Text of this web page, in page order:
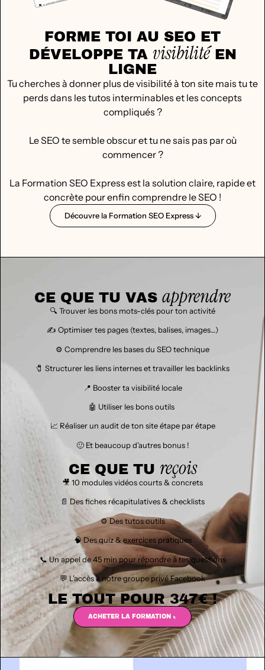
FORME TOI AU SEO ET
DÉVELOPPE TA visibilitéEN
LIGNE
Tu cherches à donner plus de visibilité à ton site mais tu te
perds dans les tutos interminables et les concepts
compliqués ?
Le SEO te semble obscur et tu ne sais pas par où
commencer ?
La Formation SEO Express est la solution claire, rapide et
concrète pour enfin comprendre le SEO !
Découvre la Formation SEO Express ↓
CE QUE TU VAS apprendre
🔍 Trouver les bons mots-clés pour ton activité
✍️ Optimiser tes pages (textes, balises, images…)
⚙️ Comprendre les bases du SEO technique
🧷 Structurer les liens internes et travailler les backlinks
📍 Booster ta visibilité locale
🤖 Utiliser les bons outils
📈 Réaliser un audit de ton site étape par étape
🙂 Et beaucoup d’autres bonus !
CE QUE TU reçois
🎥 10 modules vidéos courts & concrets
📄 Des fiches récapitulatives & checklists
⚙️ Des tutos outils
🧠 Des quiz & exercices pratiques
📞 Un appel de 45 min pour répondre à tes questions
💬 L’accès à notre groupe privé Facebook
LE TOUT POUR 347€ !
ACHETER LA FORMATION